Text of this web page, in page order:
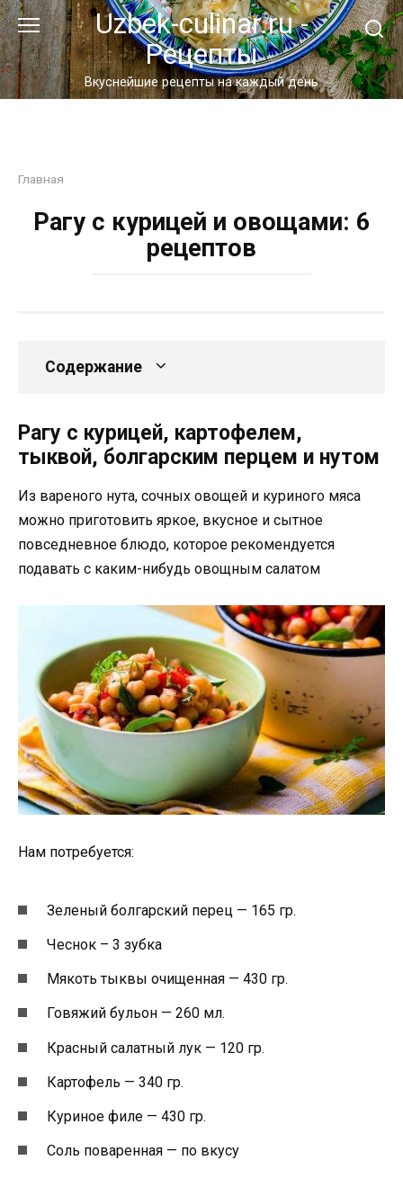
Перейти
к
контенту
Uzbek-culinar.ru -
Рецепты
Вкуснейшие рецепты на каждый день
Главная
Рагу с курицей и овощами: 6
рецептов
Содержание
Рагу с курицей, картофелем,
тыквой, болгарским перцем и нутом
Из вареного нута, сочных овощей и куриного мяса
можно приготовить яркое, вкусное и сытное
повседневное блюдо, которое рекомендуется
подавать с каким-нибудь овощным салатом
Нам потребуется:
Зеленый болгарский перец — 165 гр.
Чеснок – 3 зубка
Мякоть тыквы очищенная — 430 гр.
Говяжий бульон — 260 мл.
Красный салатный лук — 120 гр.
Картофель — 340 гр.
Куриное филе — 430 гр.
Соль поваренная — по вкусу